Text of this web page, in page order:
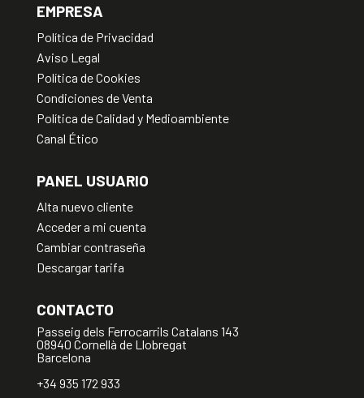
EMPRESA
Política de Privacidad
Aviso Legal
Política de Cookies
Condiciones de Venta
Política de Calidad y Medioambiente
Canal Ético
PANEL USUARIO
Alta nuevo cliente
Acceder a mi cuenta
Cambiar contraseña
Descargar tarifa
CONTACTO
Passeig dels Ferrocarrils Catalans 143
08940 Cornellà de Llobregat
Barcelona
+34 935 172 933